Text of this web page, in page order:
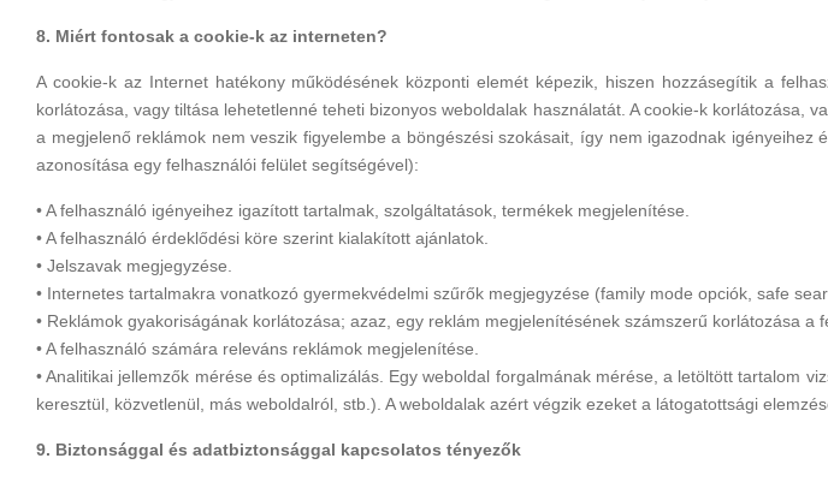
8. Miért fontosak a cookie-k az interneten?
A cookie-k az Internet hatékony működésének központi elemét képezik, hiszen hozzásegítik a
korlátozása, vagy tiltása lehetetlenné teheti bizonyos weboldalak használatát. A cookie-k
a megjelenő reklámok nem veszik figyelembe a böngészési szokásait, így nem igazodnak
azonosítása egy felhasználói felület segítségével):
• A felhasználó igényeihez igazított tartalmak, szolgáltatások, termékek megjelenítése.
• A felhasználó érdeklődési köre szerint kialakított ajánlatok.
• Jelszavak megjegyzése.
• Internetes tartalmakra vonatkozó gyermekvédelmi szűrők megjegyzése (family mode opciók, safe
• Reklámok gyakoriságának korlátozása; azaz, egy reklám megjelenítésének számszerű korlátozása a
• A felhasználó számára releváns reklámok megjelenítése.
• Analitikai jellemzők mérése és optimalizálás. Egy weboldal forgalmának mérése, a letöltött tartalom
keresztül, közvetlenül, más weboldalról, stb.). A weboldalak azért végzik ezeket a látogatottsági
9. Biztonsággal és adatbiztonsággal kapcsolatos tényezők